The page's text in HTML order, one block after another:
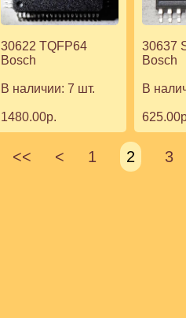
30622 TQFP64
Bosch
В наличии: 7 шт.
1480.00р.
30637
Bosch
В
<< < 1 2 3